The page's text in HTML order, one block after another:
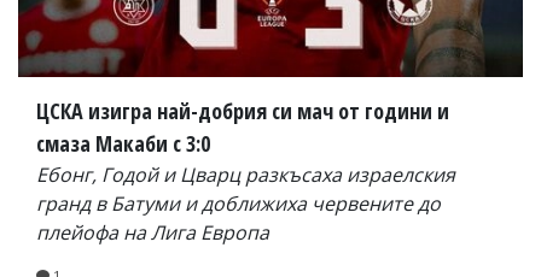
ЦСКА изигра най-добрия си мач от години и
смаза Макаби с 3:0
Ебонг, Годой и Цварц разкъсаха израелския
гранд в Батуми и доближиха червените до
плейофа на Лига Европа